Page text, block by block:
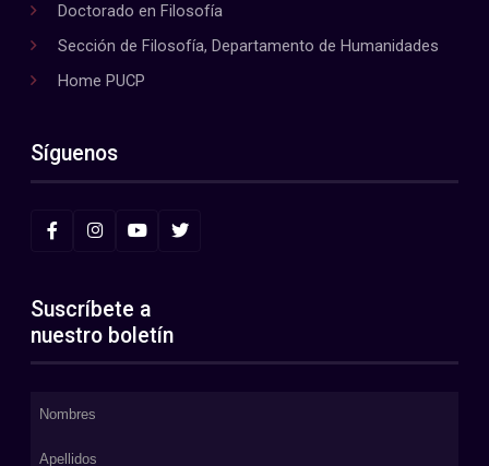
Doctorado en Filosofía
Sección de Filosofía, Departamento de Humanidades
Home PUCP
Síguenos
Suscríbete a
nuestro boletín